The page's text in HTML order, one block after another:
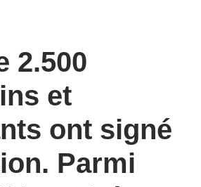
2.500
et
ont signé
Parmi